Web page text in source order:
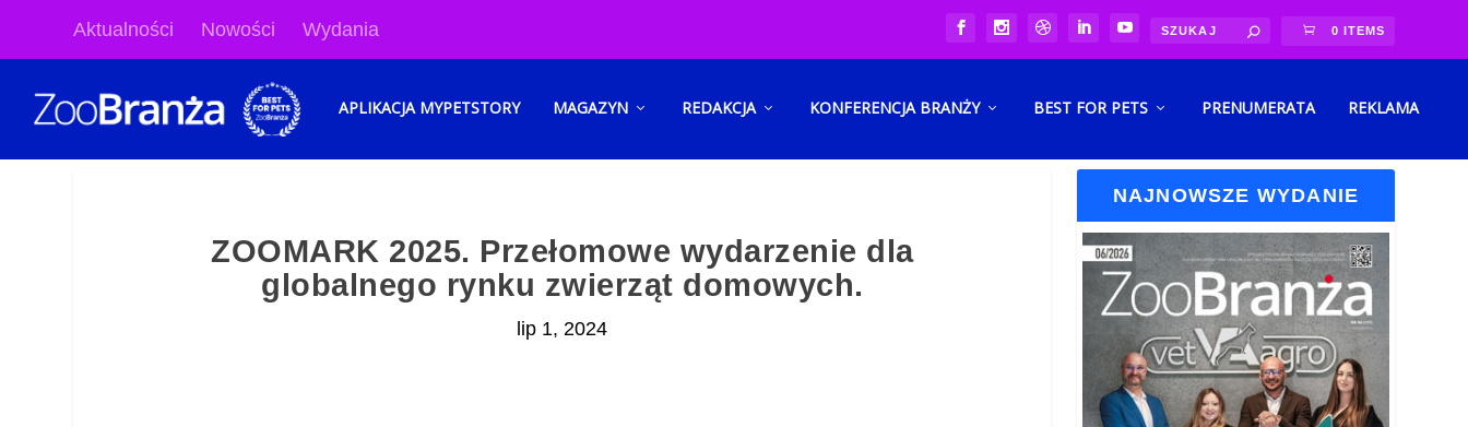
Aktualności Nowości Wydania 0 ITEMS
APLIKACJA MYPETSTORY MAGAZYN REDAKCJA KONFERENCJA BRANŻY BEST FOR PETS PRENUMERATA REKLAMA
ZOOMARK 2025. Przełomowe wydarzenie dla
globalnego rynku zwierząt domowych.
lip 1, 2024
NAJNOWSZE WYDANIE